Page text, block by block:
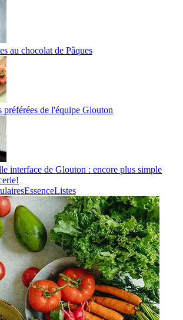
au chocolat de Pâques
préférées de l'équipe Glouton
interface de Glouton : encore plus simple
EssenceListes